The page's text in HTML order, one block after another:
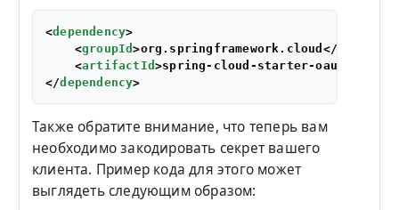
<dependency>
<groupId>org.springframework.cloud </
<artifactId>spring-cloud-starter-oauth2
</dependency>
Также обратите внимание, что теперь вам
необходимо закодировать секрет вашего
клиента. Пример кода для этого может
выглядеть следующим образом: